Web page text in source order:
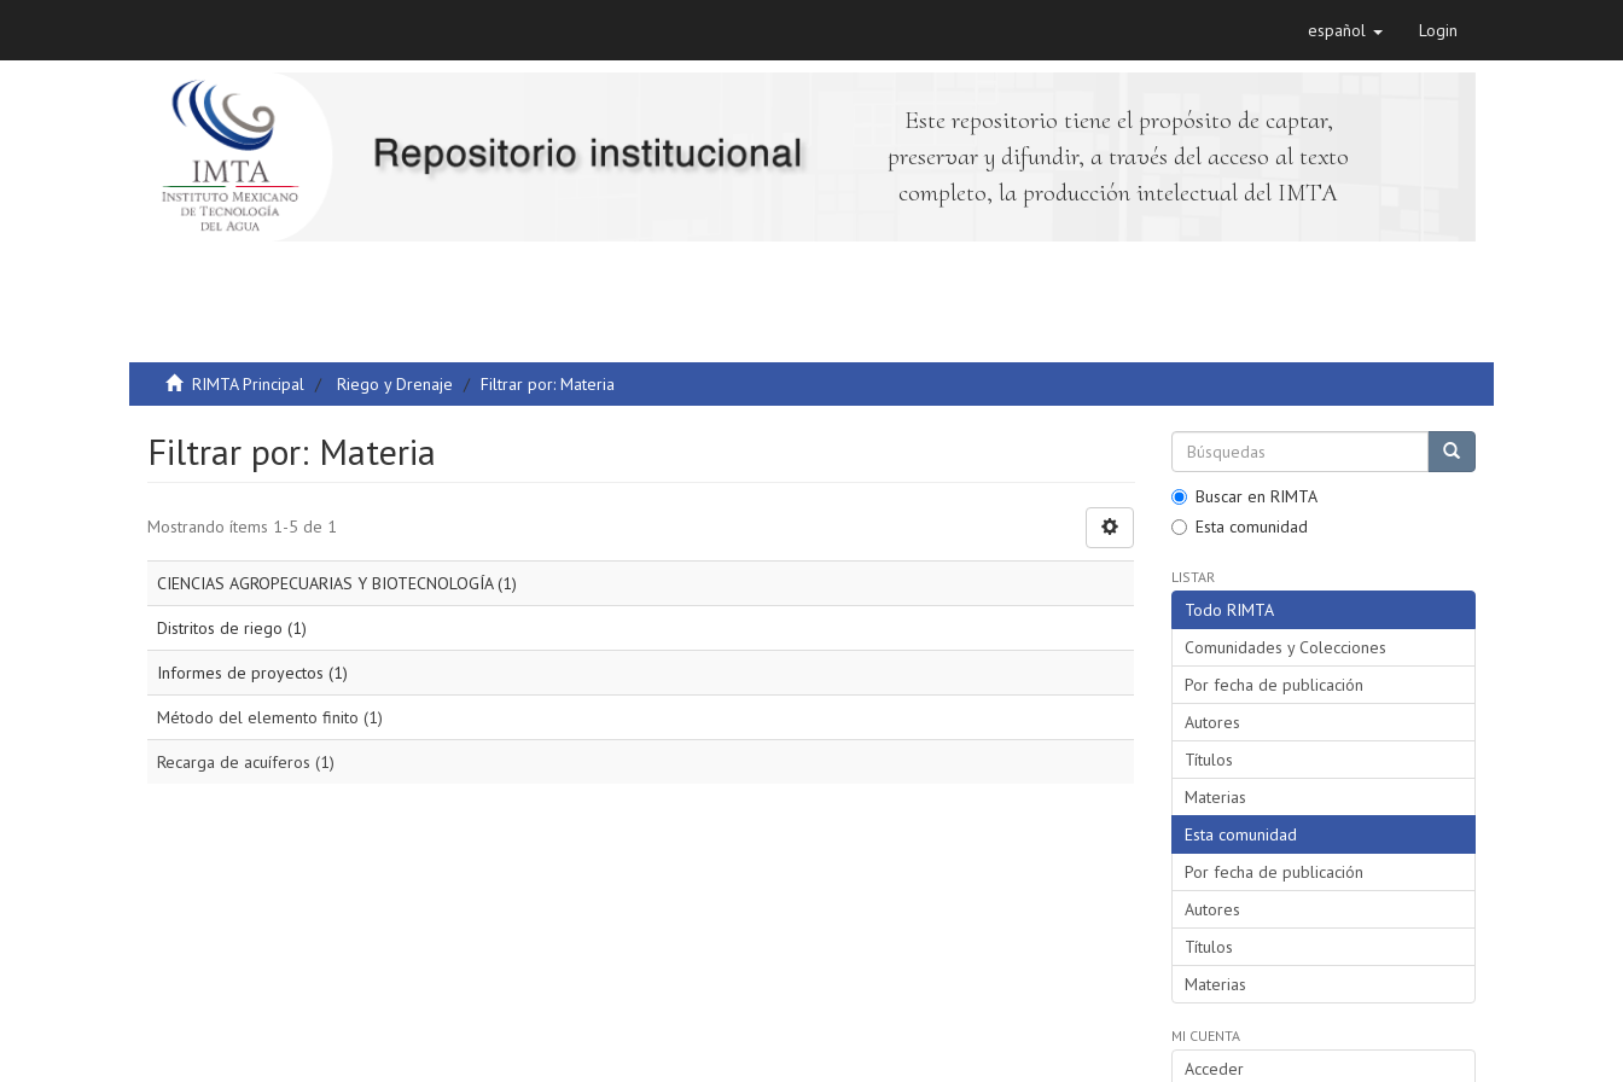
español Login
Este repositorio tiene el propósito de captar,
preservar y difundir, a través del acceso al texto
completo, la producción intelectual del IMTA
RIMTA Principal Riego y Drenaje Filtrar por: Materia
Filtrar por: Materia
Mostrando ítems 1-5 de 1
CIENCIAS AGROPECUARIAS Y BIOTECNOLOGÍA (1)
Distritos de riego (1)
Informes de proyectos (1)
Método del elemento finito (1)
Recarga de acuíferos (1)
Buscar en RIMTA
Esta comunidad
LISTAR
Todo RIMTA
Comunidades y Colecciones
Por fecha de publicación
Autores
Títulos
Materias
Esta comunidad
Por fecha de publicación
Autores
Títulos
Materias
MI CUENTA
Acceder